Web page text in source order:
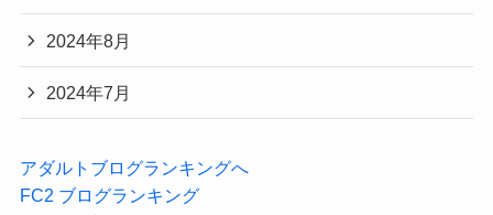
2024年8月
2024年7月
アダルトブログランキングへ
FC2 ブログランキング